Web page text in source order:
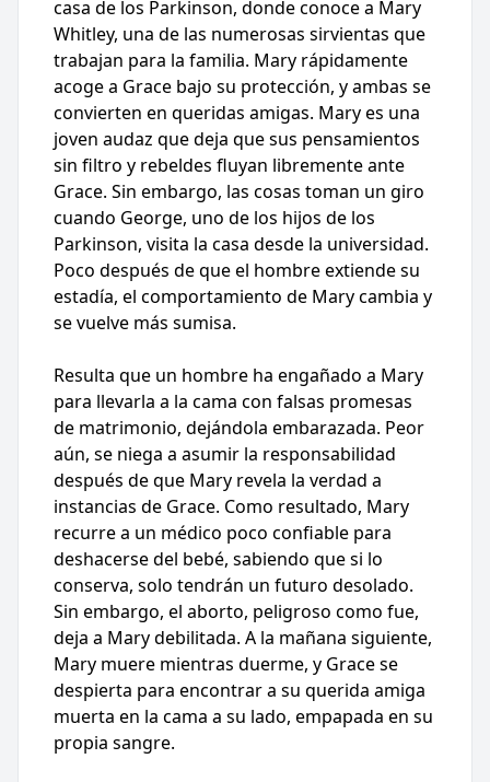
casa de los Parkinson, donde conoce a Mary
Whitley, una de las numerosas sirvientas que
trabajan para la familia. Mary rápidamente
acoge a Grace bajo su protección, y ambas se
convierten en queridas amigas. Mary es una
joven audaz que deja que sus pensamientos
sin filtro y rebeldes fluyan libremente ante
Grace. Sin embargo, las cosas toman un giro
cuando George, uno de los hijos de los
Parkinson, visita la casa desde la universidad.
Poco después de que el hombre extiende su
estadía, el comportamiento de Mary cambia y
se vuelve más sumisa.
Resulta que un hombre ha engañado a Mary
para llevarla a la cama con falsas promesas
de matrimonio, dejándola embarazada. Peor
aún, se niega a asumir la responsabilidad
después de que Mary revela la verdad a
instancias de Grace. Como resultado, Mary
recurre a un médico poco confiable para
deshacerse del bebé, sabiendo que si lo
conserva, solo tendrán un futuro desolado.
Sin embargo, el aborto, peligroso como fue,
deja a Mary debilitada. A la mañana siguiente,
Mary muere mientras duerme, y Grace se
despierta para encontrar a su querida amiga
muerta en la cama a su lado, empapada en su
propia sangre.